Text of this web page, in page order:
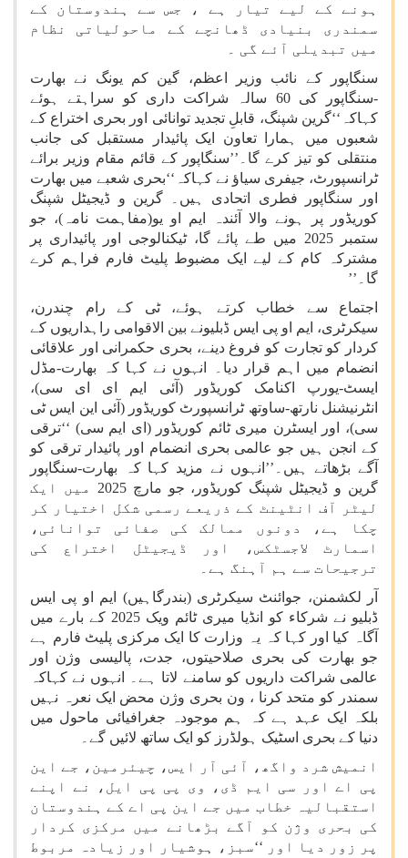
ہونے کے لیے تیار ہے ، جس سے ہندوستان کے
سمندری بنیادی ڈھانچے کے ماحولیاتی نظام
میں تبدیلی آئے گی ۔
سنگاپور کے نائب وزیر اعظم، گین کم یونگ نے بھارت
-سنگاپور کی 60 سالہ شراکت داری کو سراہتے ہوئے
کہاکہ‘‘گرین شپنگ، قابلِ تجدید توانائی اور بحری اختراع کے
شعبوں میں ہمارا تعاون ایک پائیدار مستقبل کی جانب
منتقلی کو تیز کرے گا۔’’سنگاپور کے قائم مقام وزیر برائے
ٹرانسپورٹ، جیفری سیاؤ نے کہاکہ‘‘بحری شعبے میں بھارت
اور سنگاپور فطری اتحادی ہیں۔ گرین و ڈیجیٹل شپنگ
کوریڈور پر ہونے والا آئندہ ایم او یو(مفاہمت نامہ)، جو
ستمبر 2025 میں طے پائے گا، ٹیکنالوجی اور پائیداری پر
مشترکہ کام کے لیے ایک مضبوط پلیٹ فارم فراہم کرے
گا۔’’
اجتماع سے خطاب کرتے ہوئے، ٹی کے رام چندرن،
سیکرٹری، ایم او پی ایس ڈبلیونے بین الاقوامی راہداریوں کے
کردار کو تجارت کو فروغ دینے، بحری حکمرانی اور علاقائی
انضمام میں اہم قرار دیا۔ انہوں نے کہا کہ بھارت-مڈل
ایسٹ-یورپ اکنامک کوریڈور (آئی ایم ای ای سی)،
انٹرنیشنل نارتھ-ساوتھ ٹرانسپورٹ کوریڈور (آئی این ایس ٹی
سی)، اور ایسٹرن میری ٹائم کوریڈور (ای ایم سی) ‘‘ترقی
کے انجن ہیں جو عالمی بحری انضمام اور پائیدار ترقی کو
آگے بڑھاتے ہیں۔’’انہوں نے مزید کہا کہ بھارت-سنگاپور
گرین و ڈیجیٹل شپنگ کوریڈور، جو مارچ 2025 میں ایک
لیٹر آف انٹینٹ کے ذریعے رسمی شکل اختیار کر
چکا ہے، دونوں ممالک کی صفائی توانائی،
اسمارٹ لاجسٹکس، اور ڈیجیٹل اختراع کی
ترجیحات سے ہم آہنگ ہے۔
آر لکشمنن، جوائنٹ سیکرٹری (بندرگاہیں) ایم او پی ایس
ڈبلیو نے شرکاء کو انڈیا میری ٹائم ویک 2025 کے بارے میں
آگاہ کیا اور کہا کہ یہ وزارت کا ایک مرکزی پلیٹ فارم ہے
جو بھارت کی بحری صلاحیتوں، جدت، پالیسی وژن اور
عالمی شراکت داریوں کو سامنے لاتا ہے۔ انہوں نے کہاکہ
سمندر کو متحد کرنا ، ون بحری وژن محض ایک نعرہ نہیں
بلکہ ایک عہد ہے کہ ہم موجودہ جغرافیائی ماحول میں
دنیا کے بحری اسٹیک ہولڈرز کو ایک ساتھ لائیں گے۔
انمیش شرد واگھ، آئی آر ایس، چیئرمین، جے این
پی اے اور سی ایم ڈی، وی پی پی ایل، نے اپنے
استقبالیہ خطاب میں جے این پی اے کے ہندوستان
کی بحری وژن کو آگے بڑھانے میں مرکزی کردار
پر زور دیا اور ‘‘سبز، ہوشیار اور زیادہ مربوط